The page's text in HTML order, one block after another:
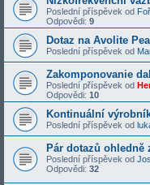
Poslední příspěvek od
Odpovědi: 9
Dotaz na Avolite
Poslední příspěvek od
Zakomponovanie
Poslední příspěvek od
Odpovědi: 10
Kontinuální
Poslední příspěvek od
Pár dotazů ohledně
Poslední příspěvek od
Odpovědi: 32